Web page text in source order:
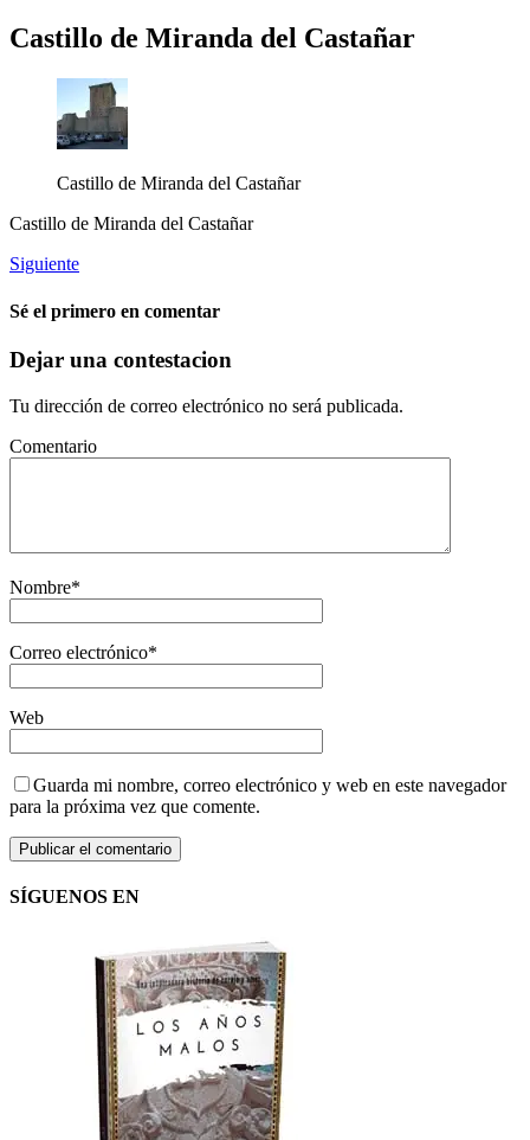
Castillo de Miranda del Castañar
Castillo de Miranda del Castañar
Castillo de Miranda del Castañar
Siguiente
Sé el primero en comentar
Dejar una contestacion
Tu dirección de correo electrónico no será publicada.
Comentario
Nombre*
Correo electrónico*
Web
Guarda mi nombre, correo electrónico y web en este navegador
para la próxima vez que comente.
SÍGUENOS EN